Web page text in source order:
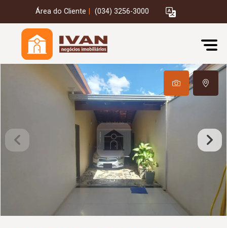
Área do Cliente (034) 3256-3000